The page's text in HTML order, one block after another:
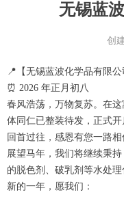
无锡蓝
📍【无锡蓝波化学品有限公
⏰ 2026 年正月初八
春风浩荡，万物复苏。在
体同仁已整装待发，正式开
回首过往，感恩有您一路
展望马年，我们将继续秉
的脱色剂、破乳剂等水处
新的一年，愿我们：
创